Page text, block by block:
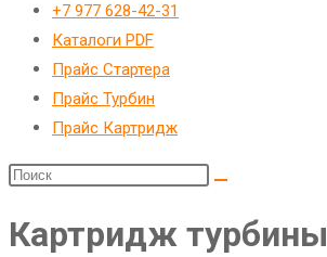
+7 977 628-42-31
Каталоги PDF
Прайс Стартера
Прайс Турбин
Прайс Картридж
Картридж турбины